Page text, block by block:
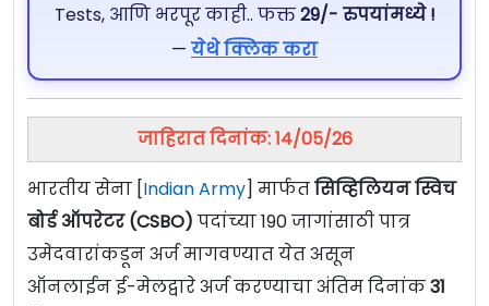
Tests, आणि भरपूर काही.. फक्त29/- रुपयांमध्ये !
— येथे क्लिक करा
जाहिरात दिनांक: 14/05/26
भारतीय सेना [Indian Army] मार्फतसिव्हिलियन स्विच
बोर्ड ऑपरेटर (CSBO) पदांच्या 190 जागांसाठी पात्र
उमेदवारांकडून अर्ज मागवण्यात येत असून
ऑनलाईन ई-मेलद्वारे अर्ज करण्याचा अंतिम दिनांक31